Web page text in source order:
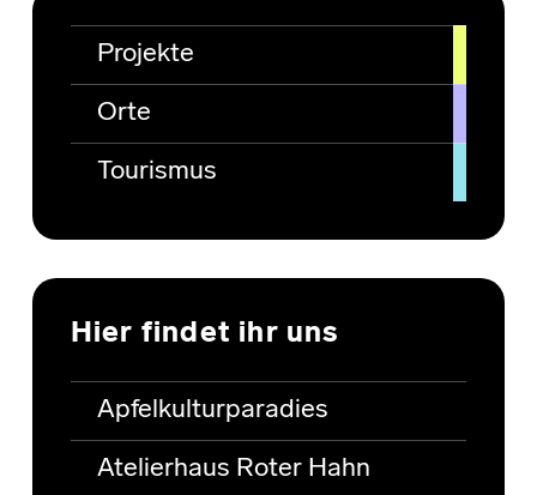
Projekte
Orte
Tourismus
Hier findet ihr uns
Apfelkulturparadies
Atelierhaus Roter Hahn